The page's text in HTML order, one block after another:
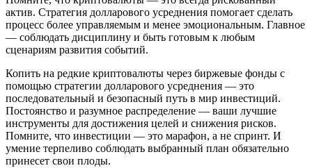
актив. Стратегия долларового усреднения помогает сделать
процесс более управляемым и менее эмоциональным. Главное
— соблюдать дисциплину и быть готовым к любым
сценариям развития событий.
Копить на редкие криптовалюты через биржевые фонды с
помощью стратегии долларового усреднения — это
последовательный и безопасный путь в мир инвестиций.
Постоянство и разумное распределение — ваши лучшие
инструменты для достижения целей и снижения рисков.
Помните, что инвестиции — это марафон, а не спринт. И
умение терпеливо соблюдать выбранный план обязательно
принесет свои плоды.